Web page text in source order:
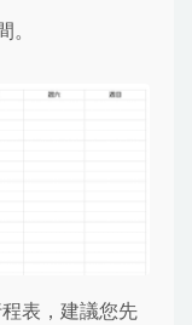
表，建議您先